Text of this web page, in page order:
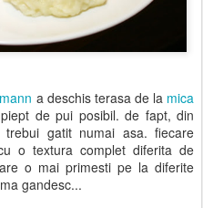
a deschis terasa de la mica
de pui posibil. de fapt, din
gatit numai asa. fiecare
o textura complet diferita de
o mai primesti pe la diferite
gandesc...